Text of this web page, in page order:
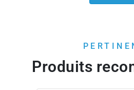
Produits